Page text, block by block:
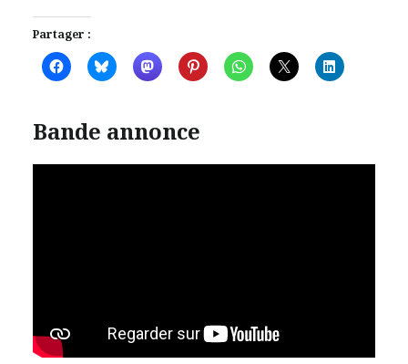
Partager :
Bande annonce